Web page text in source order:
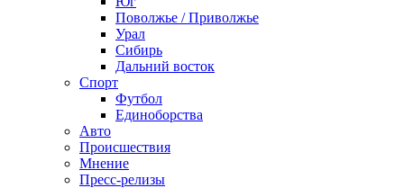
Поволжье / Приволжье
Урал
Сибирь
Дальний восток
Спорт
Футбол
Единоборства
Авто
Происшествия
Мнение
Пресс-релизы